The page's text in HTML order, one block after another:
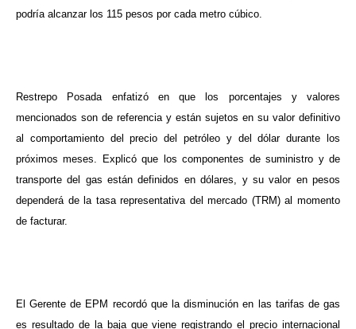
podría alcanzar los 115 pesos por cada metro cúbico.
Restrepo Posada enfatizó en que los porcentajes y valores
mencionados son de referencia y están sujetos en su valor definitivo
al comportamiento del precio del petróleo y del dólar durante los
próximos meses. Explicó que los componentes de suministro y de
transporte del gas están definidos en dólares, y su valor en pesos
dependerá de la tasa representativa del mercado (TRM) al momento
de facturar.
El Gerente de EPM recordó que la disminución en las tarifas de gas
es resultado de la baja que viene registrando el precio internacional